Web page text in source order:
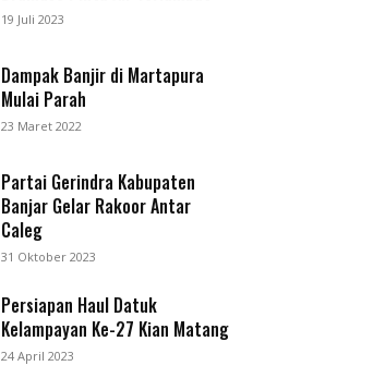
19 Juli 2023
Dampak Banjir di Martapura
Mulai Parah
23 Maret 2022
Partai Gerindra Kabupaten
Banjar Gelar Rakoor Antar
Caleg
31 Oktober 2023
Persiapan Haul Datuk
Kelampayan Ke-27 Kian Matang
24 April 2023